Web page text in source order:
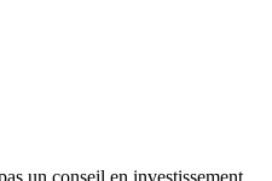
un conseil en investissement.